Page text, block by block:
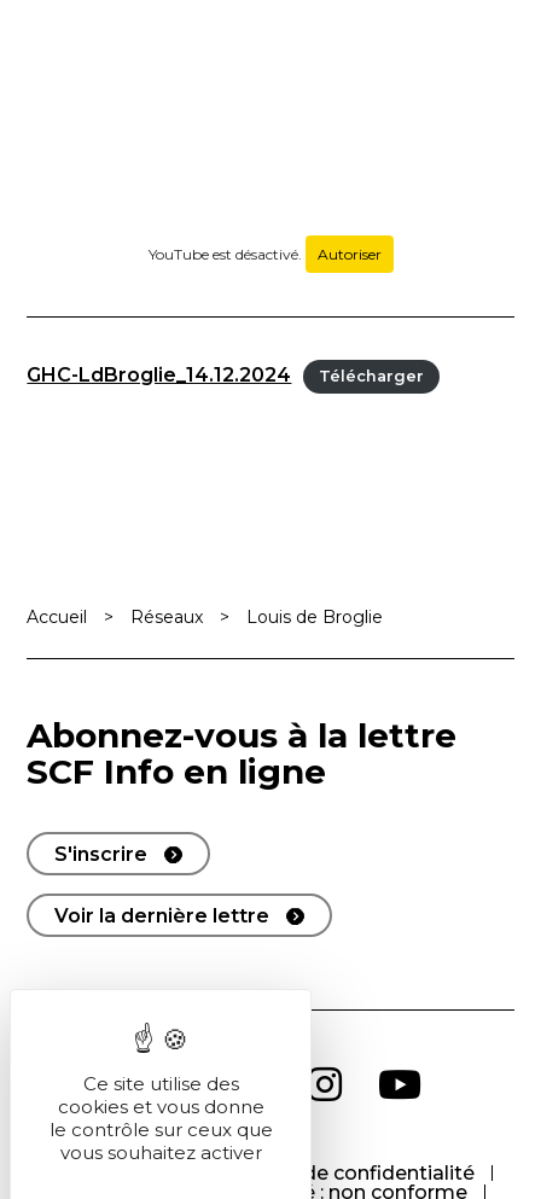
YouTube est désactivé. Autoriser
GHC-LdBroglie_14.12.2024 Télécharger
Accueil > Réseaux > Louis de Broglie
Abonnez-vous à la lettre
SCF Info en ligne
S'inscrire
Voir la dernière lettre
Politique de confidentialité
Accessibilité : non conforme
Ce site utilise des
cookies et vous donne
le contrôle sur ceux que
vous souhaitez activer